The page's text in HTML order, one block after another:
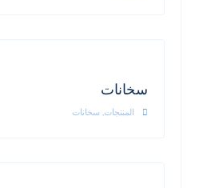
سخانات
المنتجات,سخانات